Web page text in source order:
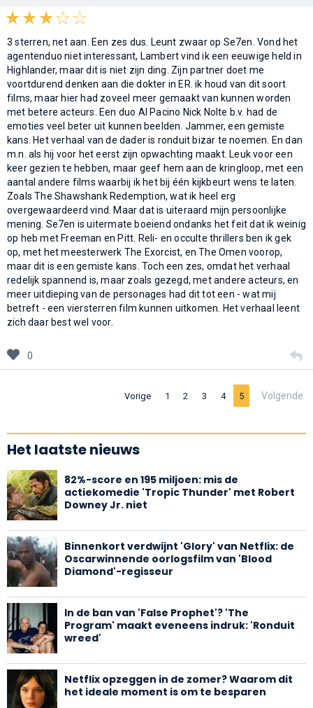
3 sterren, net aan. Een zes dus. Leunt zwaar op Se7en. Vond het
agentenduo niet interessant, Lambert vind ik een eeuwige held in
Highlander, maar dit is niet zijn ding. Zijn partner doet me
voortdurend denken aan die dokter in ER. ik houd van dit soort
films, maar hier had zoveel meer gemaakt van kunnen worden
met betere acteurs. Een duo Al Pacino Nick Nolte b.v. had de
emoties veel beter uit kunnen beelden. Jammer, een gemiste
kans. Het verhaal van de dader is ronduit bizar te noemen. En dan
m.n. als hij voor het eerst zijn opwachting maakt. Leuk voor een
keer gezien te hebben, maar geef hem aan de kringloop, met een
aantal andere films waarbij ik het bij één kijkbeurt wens te laten.
Zoals The Shawshank Redemption, wat ik heel erg
overgewaardeerd vind. Maar dat is uiteraard mijn persoonlijke
mening. Se7en is uitermate boeiend ondanks het feit dat ik weinig
op heb met Freeman en Pitt. Reli- en occulte thrillers ben ik gek
op, met het meesterwerk The Exorcist, en The Omen voorop,
maar dit is een gemiste kans. Toch een zes, omdat het verhaal
redelijk spannend is, maar zoals gezegd, met andere acteurs, en
meer uitdieping van de personages had dit tot een - wat mij
betreft - een viersterren film kunnen uitkomen. Het verhaal leent
zich daar best wel voor.
0
Vorige 1 2 3 4 5 Volgende
Het laatste nieuws
82%-score en 195 miljoen: mis de
actiekomedie 'Tropic Thunder' met Robert
Downey Jr. niet
Binnenkort verdwijnt 'Glory' van Netflix: de
Oscarwinnende oorlogsfilm van 'Blood
Diamond'-regisseur
In de ban van 'False Prophet'? 'The
Program' maakt eveneens indruk: 'Ronduit
wreed'
Netflix opzeggen in de zomer? Waarom dit
het ideale moment is om te besparen